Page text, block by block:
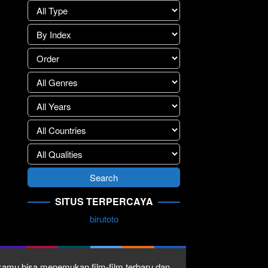
SITUS TERPERCAYA
birutoto